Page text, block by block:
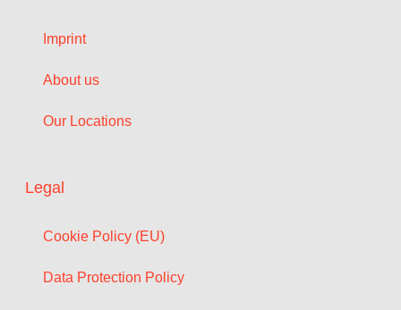
Imprint
About us
Our Locations
Legal
Cookie Policy (EU)
Data Protection Policy